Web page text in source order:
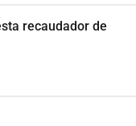
recaudador de